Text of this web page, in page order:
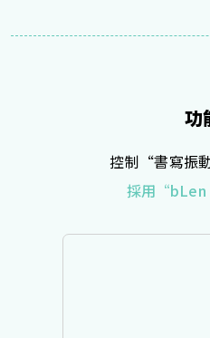
功
控制“書寫振
採用“bLen